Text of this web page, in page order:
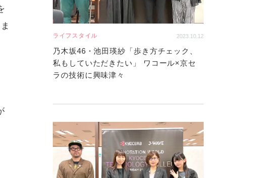
ライフスタイル 2023.10.12
乃木坂46・池田瑛紗「歩き方チェック、
私もしていただきたい」 ワコール×京セ
ラの技術に興味津々